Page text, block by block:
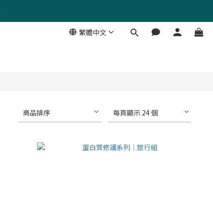
繁體中文
商品排序 每頁顯示 24 個